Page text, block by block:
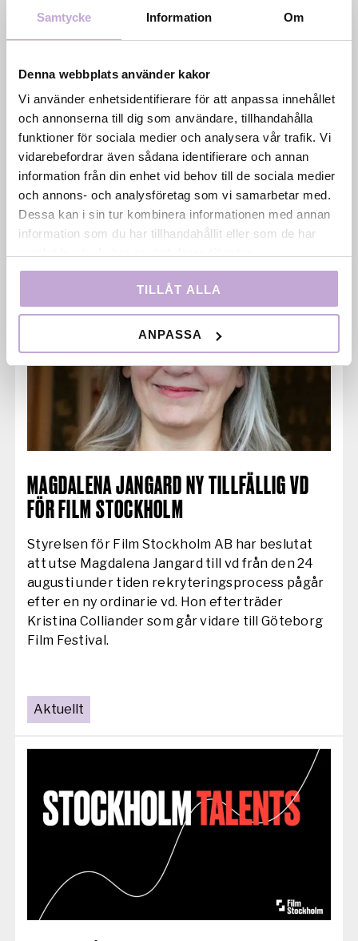
Samtycke Information Om
Denna webbplats använder kakor
Vi använder enhetsidentifierare för att anpassa innehållet
och annonserna till dig som användare, tillhandahålla
funktioner för sociala medier och analysera vår trafik. Vi
vidarebefordrar även sådana identifierare och annan
information från din enhet vid behov till de sociala medier
och annons- och analysföretag som vi samarbetar med.
Dessa kan i sin tur kombinera informationen med annan
information som du har tillhandahållit eller som de har
TILLÅT ALLA
ANPASSA
AKTUELLT:
”CAROLA!” FÅR VÄRLDSPREMIÄR PÅ WAY
OUT WEST – HAR BIOPREMIÄR 21 AUGUSTI
Film Stockholm är stolt samproducent till My
Sandströms dokumentär "Carola!" som får
svensk biopremiär den 21 augusti.
Aktuellt
AKTUELLT:
MAGDALENA JANGARD NY TILLFÄLLIG VD
FÖR FILM STOCKHOLM
Styrelsen för Film Stockholm AB har beslutat
att utse Magdalena Jangard till vd från den 24
augusti under tiden rekryteringsprocess pågår
efter en ny ordinarie vd. Hon efterträder
Kristina Colliander som går vidare till Göteborg
Film Festival.
Aktuellt